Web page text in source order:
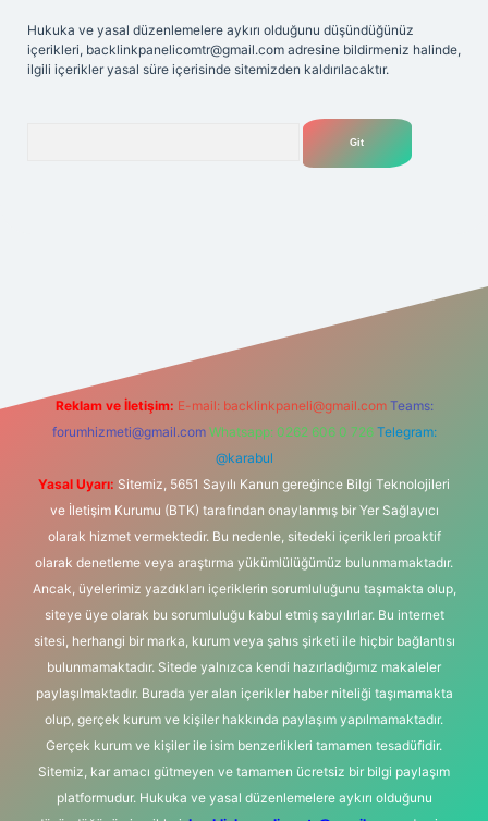
Hukuka ve yasal düzenlemelere aykırı olduğunu düşündüğünüz
içerikleri, backlinkpanelicomtr@gmail.com adresine bildirmeniz halinde,
ilgili içerikler yasal süre içerisinde sitemizden kaldırılacaktır.
Reklam ve İletişim: E-mail: backlinkpaneli@gmail.com Teams:
forumhizmeti@gmail.com Whatsapp: 0262 606 0 726 Telegram:
@karabul
Yasal Uyarı: Sitemiz, 5651 Sayılı Kanun gereğince Bilgi Teknolojileri
ve İletişim Kurumu (BTK) tarafından onaylanmış bir Yer Sağlayıcı
olarak hizmet vermektedir. Bu nedenle, sitedeki içerikleri proaktif
olarak denetleme veya araştırma yükümlülüğümüz bulunmamaktadır.
Ancak, üyelerimiz yazdıkları içeriklerin sorumluluğunu taşımakta olup,
siteye üye olarak bu sorumluluğu kabul etmiş sayılırlar. Bu internet
sitesi, herhangi bir marka, kurum veya şahıs şirketi ile hiçbir bağlantısı
bulunmamaktadır. Sitede yalnızca kendi hazırladığımız makaleler
paylaşılmaktadır. Burada yer alan içerikler haber niteliği taşımamakta
olup, gerçek kurum ve kişiler hakkında paylaşım yapılmamaktadır.
Gerçek kurum ve kişiler ile isim benzerlikleri tamamen tesadüfidir.
Sitemiz, kar amacı gütmeyen ve tamamen ücretsiz bir bilgi paylaşım
platformudur. Hukuka ve yasal düzenlemelere aykırı olduğunu